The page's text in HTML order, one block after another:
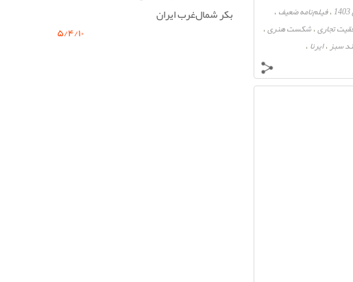
،فیلم‌نامه ضعیف ،
تجاری،شکست هنری،
سبز ،ایرنا ،
بکر شمال‌غرب ایران
۵/۴/۱۰